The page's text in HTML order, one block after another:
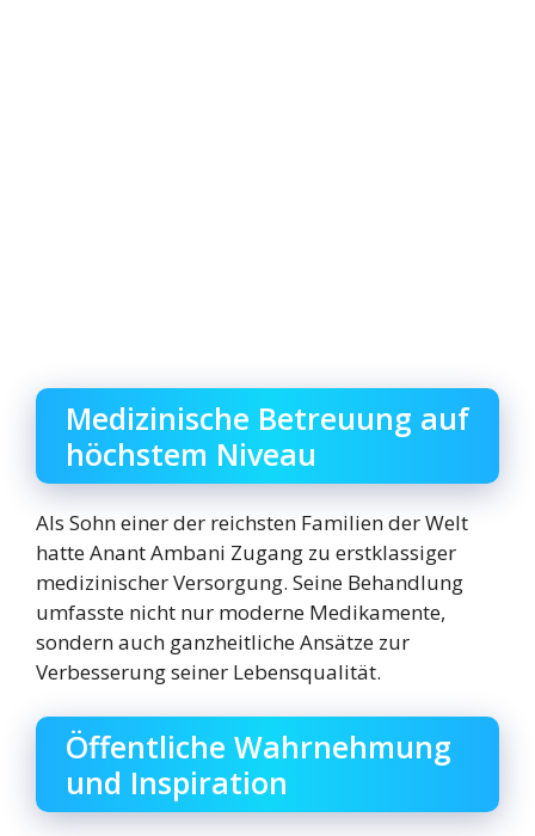
Medizinische Betreuung auf
höchstem Niveau
Als Sohn einer der reichsten Familien der Welt
hatte Anant Ambani Zugang zu erstklassiger
medizinischer Versorgung. Seine Behandlung
umfasste nicht nur moderne Medikamente,
sondern auch ganzheitliche Ansätze zur
Verbesserung seiner Lebensqualität.
Öffentliche Wahrnehmung
und Inspiration